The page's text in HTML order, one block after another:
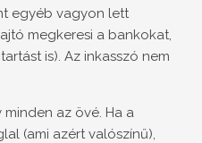
egyéb vagyon lett
megkeresi a bankokat,
is). Az inkasszó nem
az övé. Ha a
(ami azért valószínű),